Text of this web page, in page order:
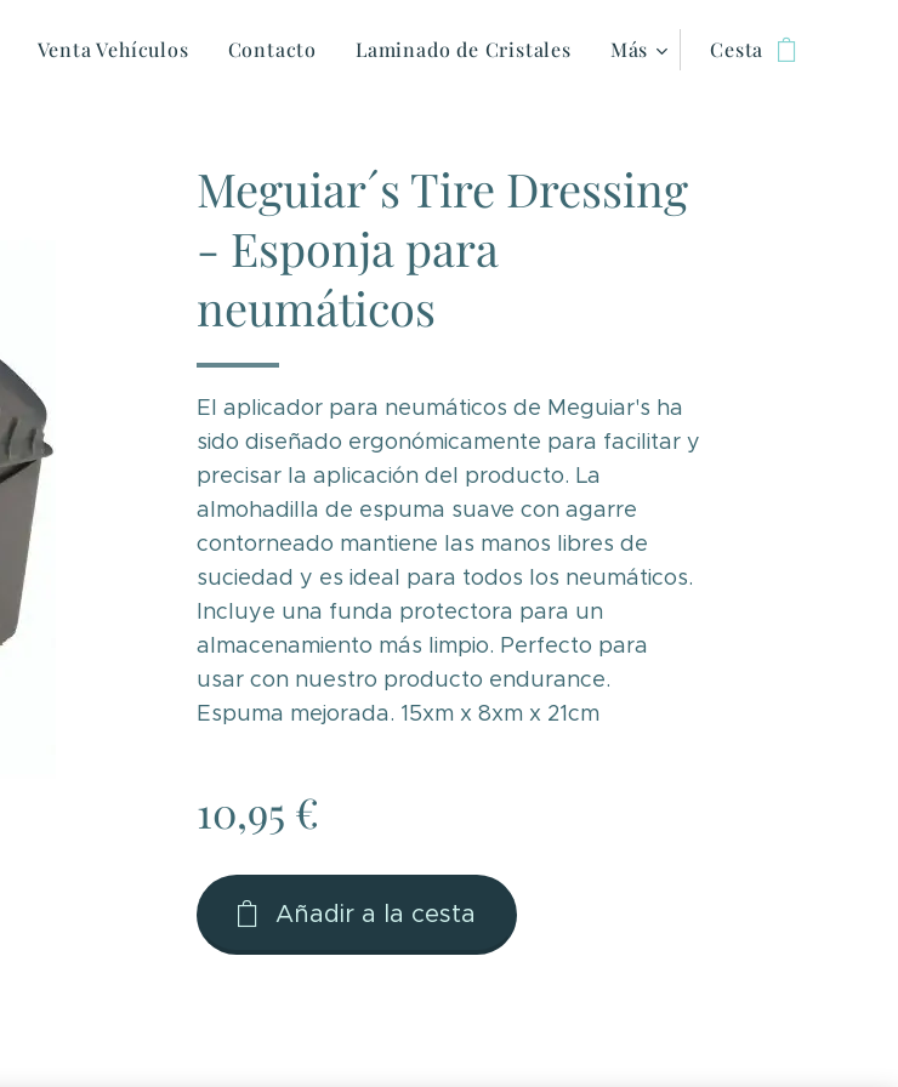
Venta Vehículos Contacto Laminado de Cristales Más Cesta
Meguiar´s Tire Dressing
- Esponja para
neumáticos
El aplicador para neumáticos de Meguiar's ha
sido diseñado ergonómicamente para facilitar y
precisar la aplicación del producto. La
almohadilla de espuma suave con agarre
contorneado mantiene las manos libres de
suciedad y es ideal para todos los neumáticos.
Incluye una funda protectora para un
almacenamiento más limpio. Perfecto para
usar con nuestro producto endurance.
Espuma mejorada. 15xm x 8xm x 21cm
10,95 €
Añadir a la cesta